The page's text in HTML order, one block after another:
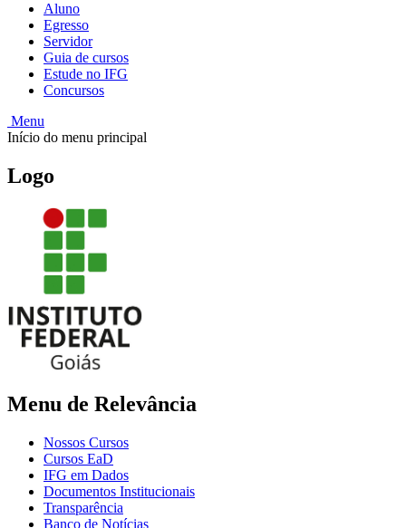
Aluno
Egresso
Servidor
Guia de cursos
Estude no IFG
Concursos
Menu
Início do menu principal
Logo
Menu de Relevância
Nossos Cursos
Cursos EaD
IFG em Dados
Documentos Institucionais
Transparência
Banco de Notícias